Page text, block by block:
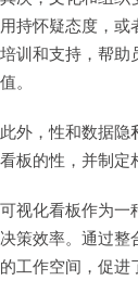
用持怀疑态度，
培训和支持，帮助
值。
此外，性和数据隐
看板的性，并制定
可视化看板作为一
决策效率。通过整
的工作空间，促进